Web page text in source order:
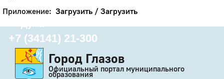
КСО
Дума
+7 (34141) 21-300
Приложение: Загрузить / Загрузить
Город Глазов
Официальный портал муниципального
образования